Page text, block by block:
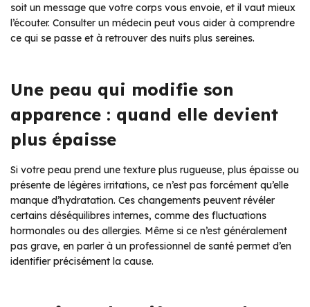
soit un message que votre corps vous envoie, et il vaut mieux
l’écouter. Consulter un médecin peut vous aider à comprendre
ce qui se passe et à retrouver des nuits plus sereines.
Une peau qui modifie son
apparence : quand elle devient
plus épaisse
Si votre peau prend une texture plus rugueuse, plus épaisse ou
présente de légères irritations, ce n’est pas forcément qu’elle
manque d’hydratation. Ces changements peuvent révéler
certains déséquilibres internes, comme des fluctuations
hormonales ou des allergies. Même si ce n’est généralement
pas grave, en parler à un professionnel de santé permet d’en
identifier précisément la cause.